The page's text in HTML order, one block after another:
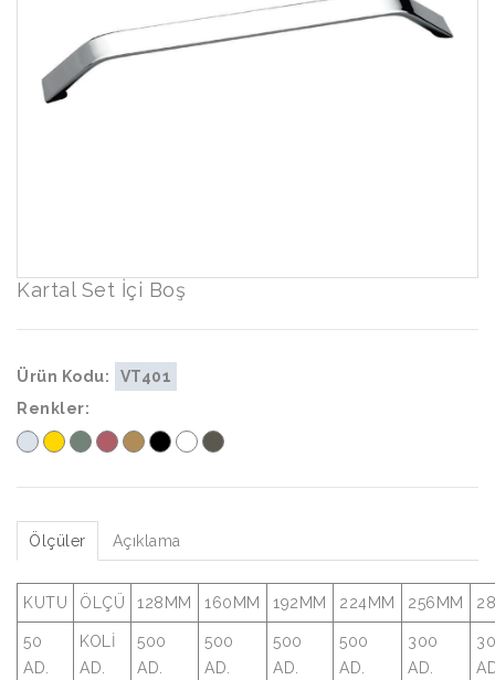
Kartal Set İçi Boş
Ürün Kodu:
VT401
Renkler:
Ölçüler Açıklama
KUTU ÖLÇÜ 128MM 160MM 192MM 224MM 256MM
50
AD.
KOLİ
AD.
500
AD.
500
AD.
500
AD.
500
AD.
300
AD.